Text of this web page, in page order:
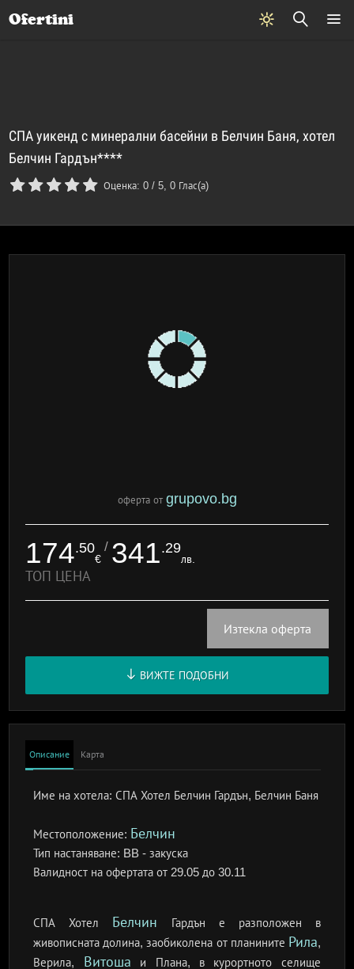
Ofertini
СПА уикенд с минерални басейни в Белчин Баня, хотел
Белчин Гардън****
Оценка:0 /5,0 Глас(а)
оферта от grupovo.bg
174.50
€
/ 341.29
лв.
ТОП ЦЕНА
Изтекла оферта
ВИЖТЕ ПОДОБНИ
Описание Карта
Име на хотела:СПА Хотел Белчин Гардън, Белчин Баня
Местоположение: Белчин
Тип настаняване: BB - закуска
Валидност на офертатаот 29.05 до 30.11
СПА Хотел Белчин Гардън е разположен в
живописната долина, заобиколена от планините Рила,
Верила,
Витоша и Плана, в курортното селище